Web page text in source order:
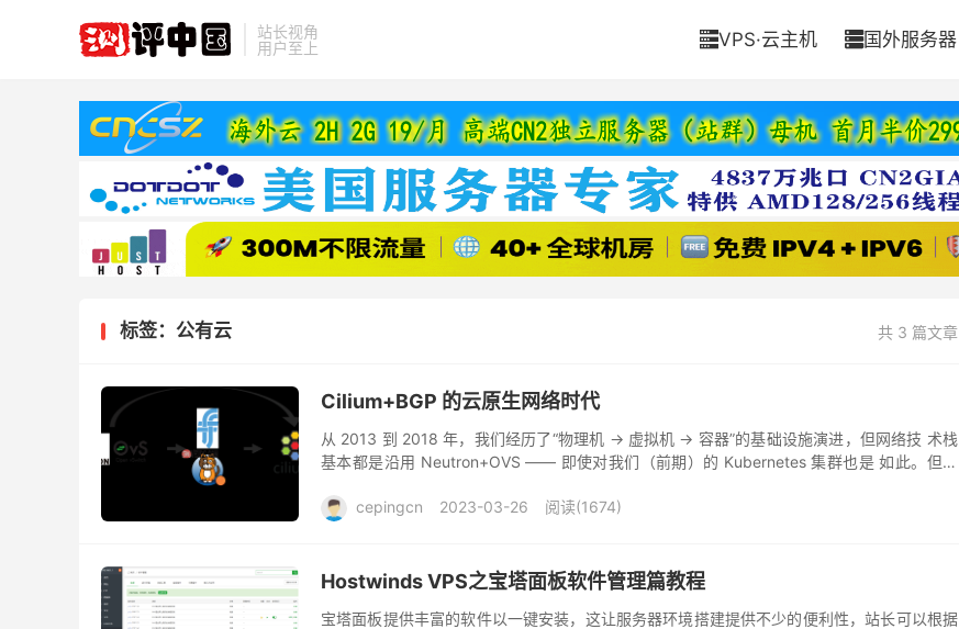
站长视角
用户至上
VPS·云主机 国外服务器
共 3 篇文章
标签：公有云
Cilium+BGP 的云原生网络时代
从 2013 到 2018 年，我们经历了“物理机 -> 虚拟机 -> 容器”的基础设施演进，但网络技 术栈
基本都是沿用 Neutron+OVS —— 即使对我们（前期）的 Kubernetes 集群也是 如此。但业
cepingcn
2023-03-26 阅读(1674)
Hostwinds VPS之宝塔面板软件管理篇教程
宝塔面板提供丰富的软件以一键安装，这让服务器环境搭建提供不少的便利性，站长可以根据